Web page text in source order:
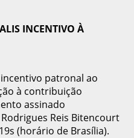
INCENTIVO À
patronal ao
à contribuição
assinado
Reis Bitencourt
(horário de Brasília).